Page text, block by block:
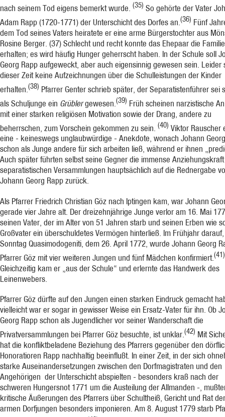
nach seinem Tod eigens be­merkt wurde. (35) So gehörte der Vater
Adam Rapp (1720-1771) der Unterschicht des Dorfes an.(36) Fünf
dem Tod seines Vaters heiratete er eine arme Bür­gerstochter aus
Rosine Berger. (37) Schlecht und recht konnte das Ehepaar die Familie
erhalten; es wird häufig Hunger ge­herrscht haben. In der Schule soll
Georg Rapp aufgeweckt, aber auch eigensinnig gewesen sein. Leider
dieser Zeit keine Aufzeichnungen über die Schulleistungen der Kinder
erhalten. (38) Pfarrer Genter schrieb später, der Separatistenführer sei
als Schuljunge ein Grüblergewesen. (39) Früh scheinen narzistische
mit einer starken religiösen Motivation sowie der Drang, andere zu
beherrschen, zum Vorschein gekommen zu sein. (40) Viktor Rauscher
eine - keineswegs unglaubwürdige - Anekdote, wonach Johann
schon als Junge andere für sich arbeiten ließ, während er ihnen
Auch später führten selbst seine Gegner die immense
separa­tistischen Versammlungen hauptsächlich auf die Rednergabe
Johann Georg Rapp zu­rück.
Als Pfar­rer Friedrich Christian Göz nach Iptingen kam, war Johann
ge­rade vier Jahre alt. Der dreizehnjährige Junge verlor am 16. Mai
seinen Va­ter, der im Alter von 51 Jahren starb und seinen Erben wie
Großvater ein überschuldetes Vermögen hinter­ließ. Im Frühjahr
Sonntag Quasimodogeniti, dem 26. April 1772, wurde Johann Georg
Pfarrer Göz mit vier weiteren Jungen und fünf Mädchen konfirmiert.(41)
Gleichzeitig kam er „aus der Schule“ und erlernte das Handwerk des
Leinenwebers.
Pfarrer Göz dürfte auf den Jungen einen starken Eindruck gemacht
vielleicht war er sogar in gewisser Weise ein Ersatz-Vater für ihn. Ob
Georg Rapp schon als Jugendlicher vor seiner Wanderschaft die
Privatversammlungen bei Pfarrer Göz besuchte, ist unklar.(42) Mit
hat die konfliktbeladene Be­ziehung des Pfar­rers gegenüber den
Honoratioren Rapp nachhaltig beein­flußt. In einer Zeit, in der sich
starke Auseinanderset­zungen zwischen den Dorfmagistraten und den
Angehörigen der Un­terschicht abspielten - besonders kraß nach der
schweren Hungers­not 1771 um die Austeilung der Allmanden -,
kritische Äuße­rungen des Pfar­rers über Schultheiß, Gericht und Rat
armen Dorfjungen besonders imponieren. Am 8. August 1779 starb